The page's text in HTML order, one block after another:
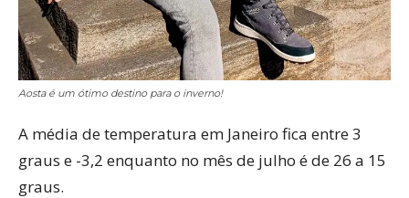
Aosta é um ótimo destino para o inverno!
A média de temperatura em Janeiro fica entre 3
graus e -3,2 enquanto no mês de julho é de 26 a 15
graus.